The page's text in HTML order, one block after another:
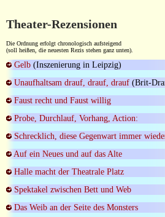
Theater-Rezensionen
Die Ordnung erfolgt chronologisch aufsteigend
(soll heißen, die neuesten Rezis stehen ganz unten).
Gelb (Inszenierung in Leipzig)
Unaufhaltsam drauf, drauf, drauf (Brit-
Faust recht und Faust willig
Probe, Durchlauf, Vorhang, Action:
Schrecklich, diese Gegenwart immer
Auf ein Neues und auf das Alte
Halle macht der Theatrale Platz
Spektakel zwischen Bett und Web
Das Weib an der Seite des Monsters